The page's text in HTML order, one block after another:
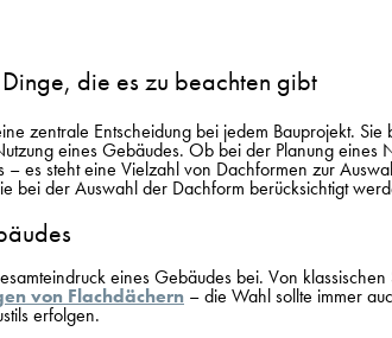
die es zu beachten gibt
zentrale Entscheidung bei jedem Bauprojekt. Sie
eines Gebäudes. Ob bei der Planung eines
– es steht eine Vielzahl von Dachformen zur
bei der Auswahl der Dachform berücksichtigt
eines Gebäudes bei. Von
von Flachdächern – die Wahl sollte immer
erfolgen.